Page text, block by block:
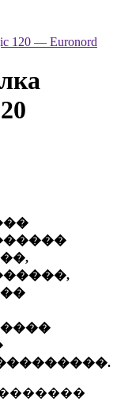
120 — Euronord